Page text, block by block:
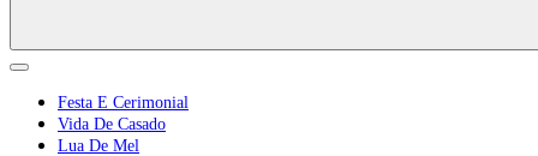
Festa E Cerimonial
Vida De Casado
Lua De Mel